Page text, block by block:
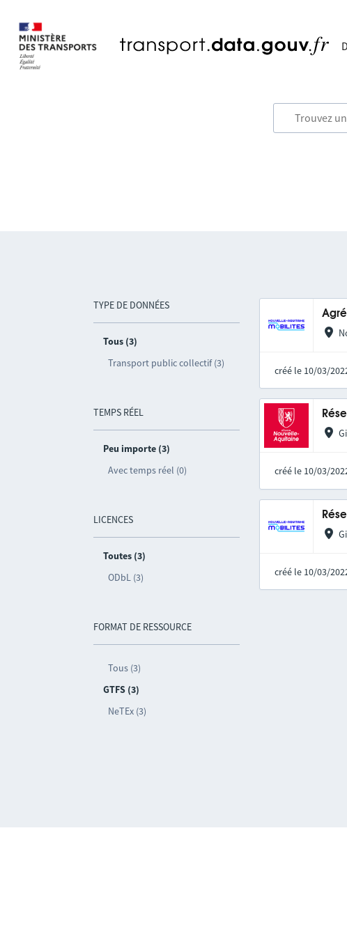
TYPE DE DONNÉES
Tous (3)
Transport public collectif (3)
TEMPS RÉEL
Peu importe (3)
Avec temps réel (0)
LICENCES
Toutes (3)
ODbL (3)
FORMAT DE RESSOURCE
Tous (3)
GTFS (3)
NeTEx (3)
créé le 10/03/
créé le 10/03/
créé le 10/03/